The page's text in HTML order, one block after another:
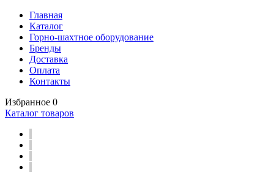
Главная
Каталог
Горно-шахтное оборудование
Бренды
Доставка
Оплата
Контакты
Избранное 0
Каталог товаров